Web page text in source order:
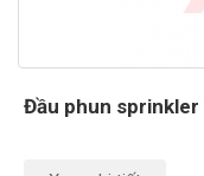
Đầu phun